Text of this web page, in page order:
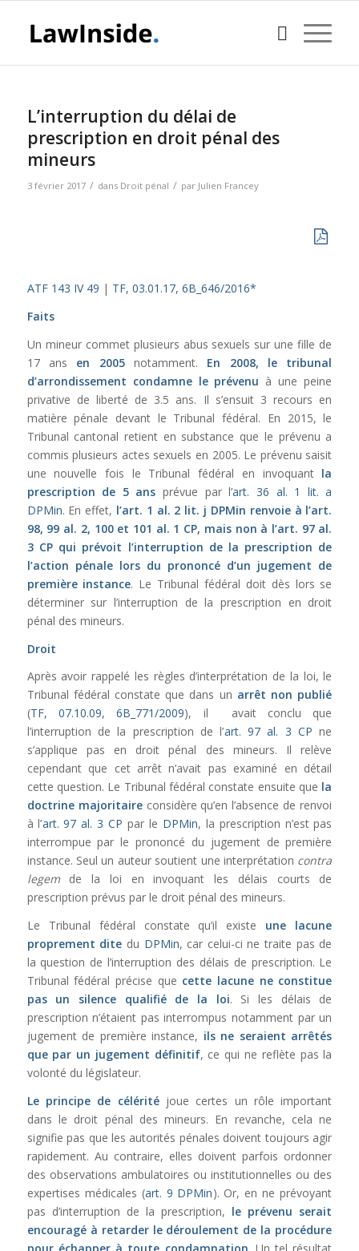
L’interruption du délai de
prescription en droit pénal des
mineurs
3 février 2017 / dans Droit pénal / par Julien Francey
ATF 143 IV 49 | TF, 03.01.17, 6B_646/2016*
Faits
Un mineur commet plusieurs abus sexuels sur une fille de
17 ans en 2005notamment. En 2008, le tribunal
d’arrondissement condamne le prévenu à une peine
privative de liberté de 3.5 ans. Il s’ensuit 3 recours en
matière pénale devant le Tribunal fédéral. En 2015, le
Tribunal cantonal retient en substance que le prévenu a
commis plusieurs actes sexuels en 2005. Le prévenu saisit
une nouvelle fois le Tribunal fédéral en invoquant la
prescription de 5 ans prévue par l’art. 36 al. 1 lit. a
DPMin. En effet, l’art. 1 al. 2 lit. j DPMin renvoie à l’art.
98, 99 al. 2, 100et 101 al. 1 CP, mais non à l’art. 97 al.
3 CP qui prévoit l’interruption de la prescription de
l’action pénale lors du prononcé d’un jugement de
première instance. Le Tribunal fédéral doit dès lors se
déterminer sur l’interruption de la prescription en droit
pénal des mineurs.
Droit
Après avoir rappelé les règles d’interprétation de la loi, le
Tribunal fédéral constate que dans un arrêt non publié
(TF, 07.10.09, 6B_771/2009), il avait conclu que
l’interruption de la prescription de l’art. 97 al. 3 CP ne
s’applique pas en droit pénal des mineurs. Il relève
cependant que cet arrêt n’avait pas examiné en détail
cette question. Le Tribunal fédéral constate ensuite que la
doctrine majoritaireconsidère qu’en l’absence de renvoi
à l’art. 97 al. 3 CP par le DPMin, la prescription n’est pas
interrompue par le prononcé du jugement de première
instance. Seul un auteur soutient une interprétation contra
legemde la loi en invoquant les délais courts de
prescription prévus par le droit pénal des mineurs.
Le Tribunal fédéral constate qu’il existe une lacune
proprement dite du DPMin, car celui-ci ne traite pas de
la question de l’interruption des délais de prescription. Le
Tribunal fédéral précise que cette lacune ne constitue
pas un silence qualifié de la loi. Si les délais de
prescription n’étaient pas interrompus notamment par un
jugement de première instance, ils ne seraient arrêtés
que par un jugement définitif, ce qui ne reflète pas la
volonté du législateur.
Le principe de céléritéjoue certes un rôle important
dans le droit pénal des mineurs. En revanche, cela ne
signifie pas que les autorités pénales doivent toujours agir
rapidement. Au contraire, elles doivent parfois ordonner
des observations ambulatoires ou institutionnelles ou des
expertises médicales (art. 9 DPMin). Or, en ne prévoyant
pas d’interruption de la prescription, le prévenu serait
encouragé à retarder le déroulement de la procédure